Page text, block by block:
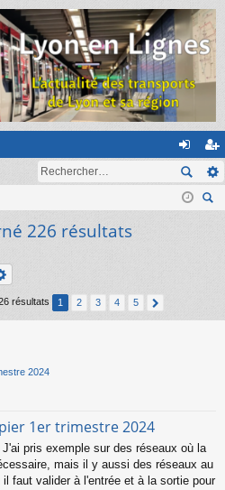
on
ne
ns
cri
226 résultats
résultats 1 2 3 4 5
2024
1er trimestre 2024
pris exemple sur des réseaux où la
mais il y aussi des réseaux au
faut valider à l'entrée et à la sortie pour